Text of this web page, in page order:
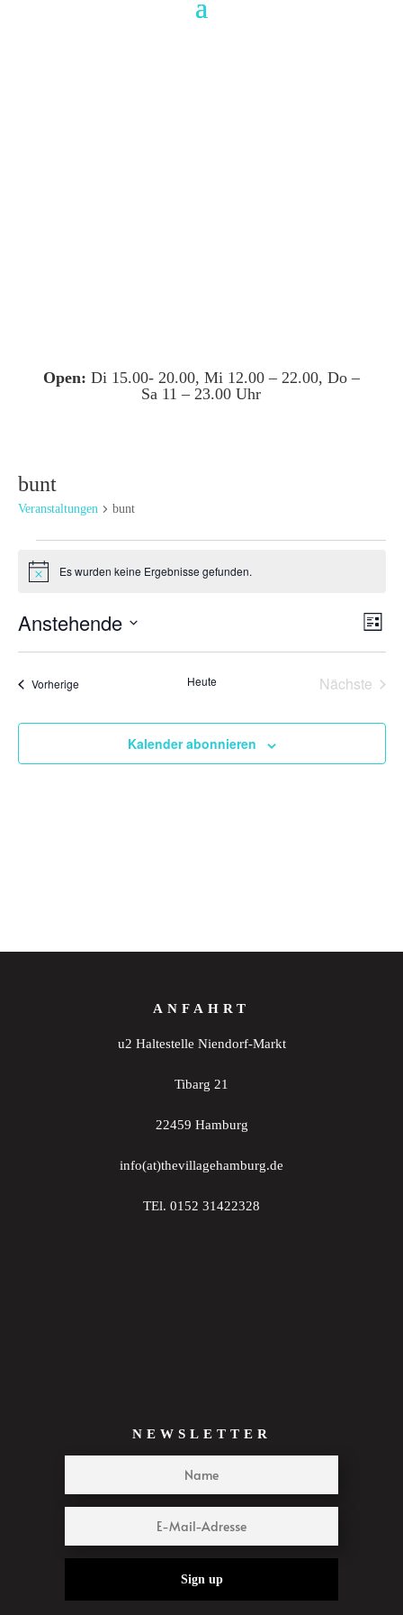
Open: Di 15.00- 20.00, Mi 12.00 – 22.00, Do –
Sa 11 – 23.00 Uhr
bunt
Veranstaltungen bunt
HinweisEs wurden keine Ergebnisse gefunden.
Liste
Anstehende
VorherigeVeranstaltungen Heute
Nächste
Kalender abonnieren
ANFAHRT
u2 Haltestelle Niendorf-Markt
Tibarg 21
22459 Hamburg
info(at)thevillagehamburg.de
TEl. 0152 31422328
NEWSLETTER
Sign up